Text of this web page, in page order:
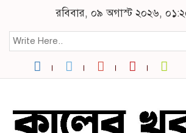
রবিবার, ০৯ অগাস্ট ২০২৬,